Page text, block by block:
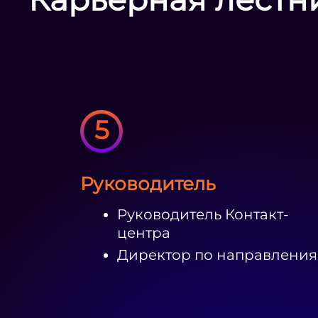
5
Руководитель
Руководитель Контакт-
центра
Директор по